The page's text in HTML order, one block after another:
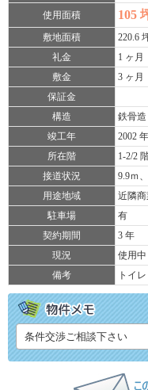
使用面積
105
敷地面積
220.6
礼金
1 ヶ月
敷金
3 ヶ月
保証金
構造
鉄骨造
竣工年
2002 年
所在階
1-2/2
接道状況
9.9ｍ
用途地域
近隣
駐車場
有
契約期間
3 年
現況
使用中
備考
トイ
条件交渉ご相談下さい